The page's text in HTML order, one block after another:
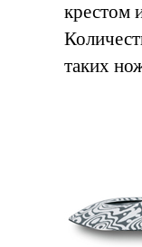
крестом
таких